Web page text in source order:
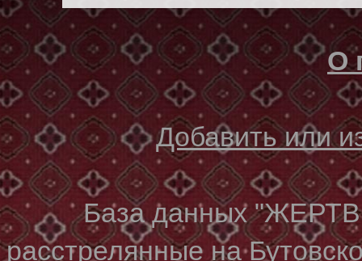
О
Добавить или
База данных
расстрелянные на